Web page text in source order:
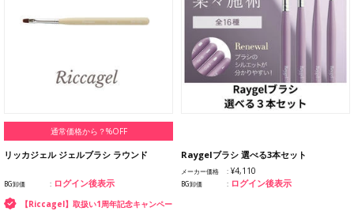
通常価格から？%OFF
リッカジェル ジェルブラシ ラウンド
BG卸価
ログイン後表示
【Riccagel】取扱い1周年記念キャンペー
Raygelブラシ 選べる3本セット
メーカー価格 ¥4,110
BG卸価 ログイン後表示